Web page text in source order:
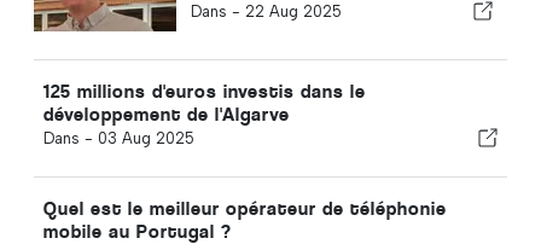
Dans - 22 Aug 2025
125 millions d'euros investis dans le
développement de l'Algarve
Dans - 03 Aug 2025
Quel est le meilleur opérateur de téléphonie
mobile au Portugal ?